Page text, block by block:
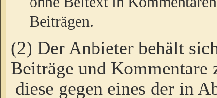
Beiträgen.
(2) Der Anbieter behält
Beiträge und Kommentare
diese gegen eines der in